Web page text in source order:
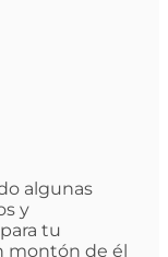
algunas
y
tu
montón de él